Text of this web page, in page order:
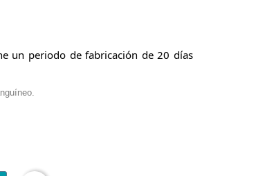
un periodo de fabricación de 20 días